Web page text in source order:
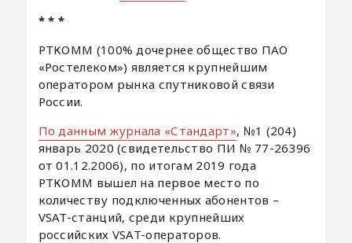
* * *
РТКОММ (100% дочернее общество ПАО
«Ростелеком») является крупнейшим
оператором рынка спутниковой связи
России.
По данным журнала «Стандарт», №1 (204)
январь 2020 (свидетельство ПИ № 77-26396
от 01.12.2006), по итогам 2019 года
РТКОММ вышел на первое место по
количеству подключенных абонентов –
VSAT-станций, среди крупнейших
российских VSAT-операторов.